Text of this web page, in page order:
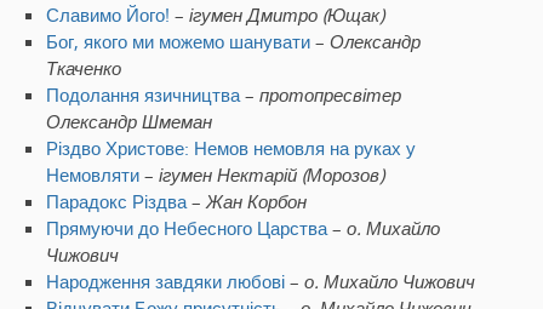
Славимо Його! – ігумен Дмитро (Ющак)
Бог, якого ми можемо шанувати– Олександр
Ткаченко
Подолання язичництва– протопресвітер
Олександр Шмеман
Різдво Христове: Немов немовля на руках у
Немовляти– ігумен Нектарій (Морозов)
Парадокс Різдва– Жан Корбон
Прямуючи до Небесного Царства– о. Михайло
Чижович
Народження завдяки любові– о. Михайло Чижович